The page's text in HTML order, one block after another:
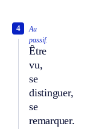
Au
passif.
Être
vu,
se
distinguer,
se
remarquer.
4